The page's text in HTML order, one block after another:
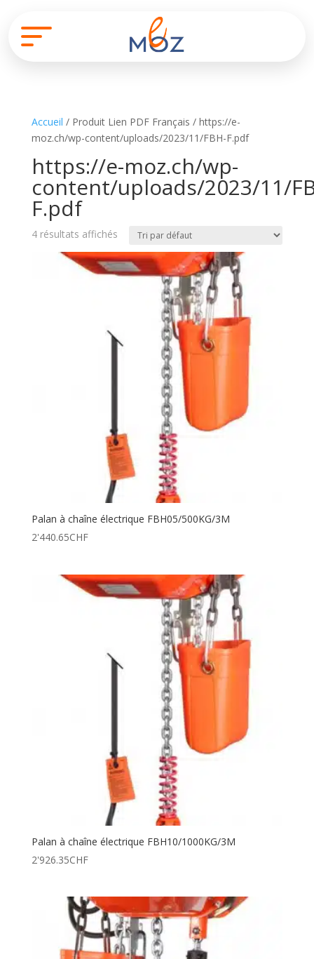
Accueil / Produit Lien PDF Français / https://e-
moz.ch/wp-content/uploads/2023/11/FBH-F.pdf
https://e-moz.ch/wp-
content/uploads/2023/11/
F.pdf
4 résultats affichés
Palan à chaîne électrique FBH05/500KG/3M
2'440.65CHF
Palan à chaîne électrique FBH10/1000KG/3M
2'926.35CHF